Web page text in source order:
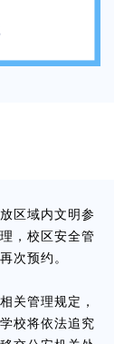
放区域内文明参
，校区安全管
次预约。
关管理规定，
校将依法追究